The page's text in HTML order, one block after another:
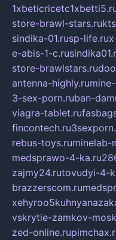
store-brawl-stars.ru
sindika-01.rusp-life.ru
e-abis-1-c.ru
store-brawlstars.ru
antenna-highly.ru
3-sex-porn.ruban-
viagra-tablet.ru
fincontech.ru
rebus-toys.ruminelab-
medsprawo-4-ka.ru
zajmy24.rutovudyi-4-
brazzerscom.ru
vskrytie-zamkov-
zed-online.ru